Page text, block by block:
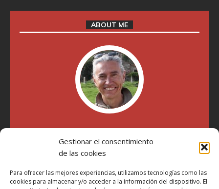
Gestionar el consentimiento
de las cookies
Para ofrecer las mejores experiencias, utilizamos tecnologías como las
cookies para almacenar y/o acceder a la información del dispositivo. El
ABOUT ME
"Soy Manel Hospido, nací en Valencia en 1969 y desde el
año 2007 he escrito sobre motos en distintos medios.
Millatrece.com es una apuesta por escribir sobre lo que me
participa"